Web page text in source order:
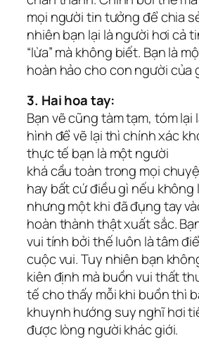
mọi người tin tưởng để chia
nhiên bạn lại là người hơi cả
“lừa” mà không biết. Bạn là
hoàn hảo cho con người của
3. Hai hoa tay:
Bạn vẽ cũng tàm tạm, tóm
hình để vẽ lại thì chính xác
thực tế bạn là một người
khá cầu toàn trong mọi
hay bất cứ điều gì nếu không
nhưng một khi đã đụng tay
hoàn thành thật xuất sắc.
vui tính bởi thế luôn là tâm
cuộc vui. Tuy nhiên bạn
kiên định mà buồn vui thất
tế cho thấy mỗi khi buồn thì
khuynh hướng suy nghĩ hơi
được lòng người khác giới.